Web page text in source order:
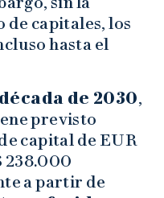
de capitales, los
hasta el
de 2030,
previsto
capital de EUR
238.000
a partir de